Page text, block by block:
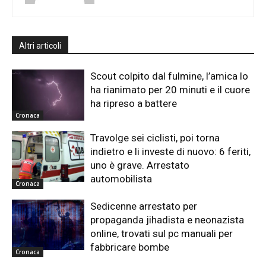
Altri articoli
Cronaca
Scout colpito dal fulmine, l’amica lo
ha rianimato per 20 minuti e il cuore
ha ripreso a battere
Cronaca
Travolge sei ciclisti, poi torna
indietro e li investe di nuovo: 6 feriti,
uno è grave. Arrestato
automobilista
Cronaca
Sedicenne arrestato per
propaganda jihadista e neonazista
online, trovati sul pc manuali per
fabbricare bombe